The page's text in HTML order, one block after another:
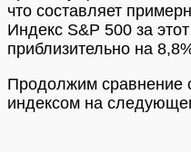
что составляет
Индекс S&P 500 за
приблизительно на
Продолжим сравнение
индексом на